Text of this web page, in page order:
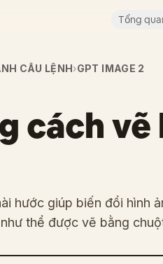
Tổng
CÂU LỆNH›GPT IMAGE 2
cách vẽ
hước giúp biến đổi hình
thể được vẽ bằng